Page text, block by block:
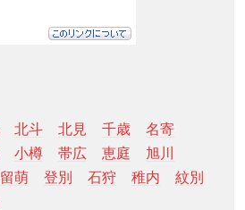
北斗 北見 千歳
名寄
小樽 帯広 恵庭
旭川
留萌 登別 石狩 稚内
紋別